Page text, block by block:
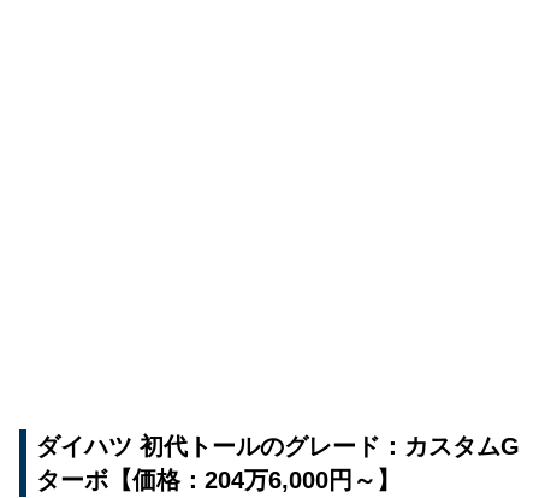
ダイハツ 初代トールのグレード：カスタムG
ターボ【価格：204万6,000円～】